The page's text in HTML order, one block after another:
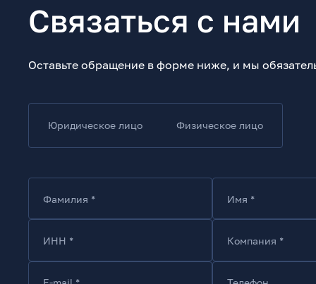
Связаться с нами
Оставьте обращение в форме ниже, и мы
Юридическое лицо Физическое лицо
Фамилия * Имя *
ИНН * Компания *